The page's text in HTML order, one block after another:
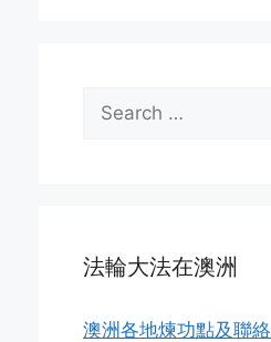
Search
for:
法輪大法在澳洲
澳洲各地煉功點及聯絡